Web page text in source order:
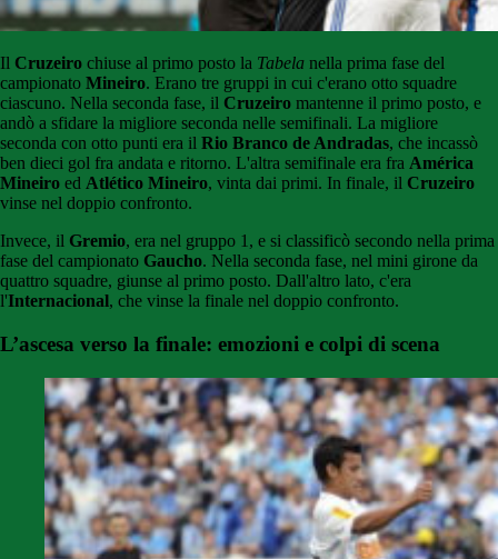
Il Cruzeiro chiuse al primo posto la Tabela nella prima fase del
campionato Mineiro. Erano tre gruppi in cui c'erano otto squadre
ciascuno. Nella seconda fase, il Cruzeiro mantenne il primo posto, e
andò a sfidare la migliore seconda nelle semifinali. La migliore
seconda con otto punti era il Rio Branco de Andradas, che incassò
ben dieci gol fra andata e ritorno. L'altra semifinale era fra América
Mineiro ed Atlético Mineiro, vinta dai primi. In finale, il Cruzeiro
vinse nel doppio confronto.
Invece, il Gremio, era nel gruppo 1, e si classificò secondo nella prima
fase del campionato Gaucho. Nella seconda fase, nel mini girone da
quattro squadre, giunse al primo posto. Dall'altro lato, c'era
l'Internacional, che vinse la finale nel doppio confronto.
L’ascesa verso la finale: emozioni e colpi di scena